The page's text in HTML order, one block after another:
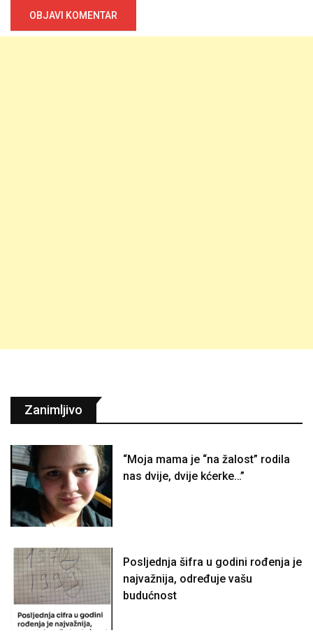
Zanimljivo
“Moja mama je “na žalost” rodila
nas dvije, dvije kćerke…”
Posljednja šifra u godini rođenja je
najvažnija, određuje vašu
budućnost